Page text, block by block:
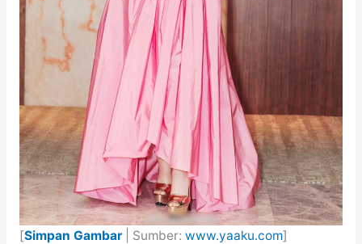
[Simpan Gambar| Sumber: www.yaaku.com]